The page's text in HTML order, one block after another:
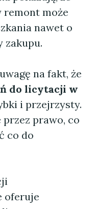
remont może
nawet o
zakupu.
na fakt, że
do licytacji w
i przejrzysty.
prawo, co
co do
oferuje